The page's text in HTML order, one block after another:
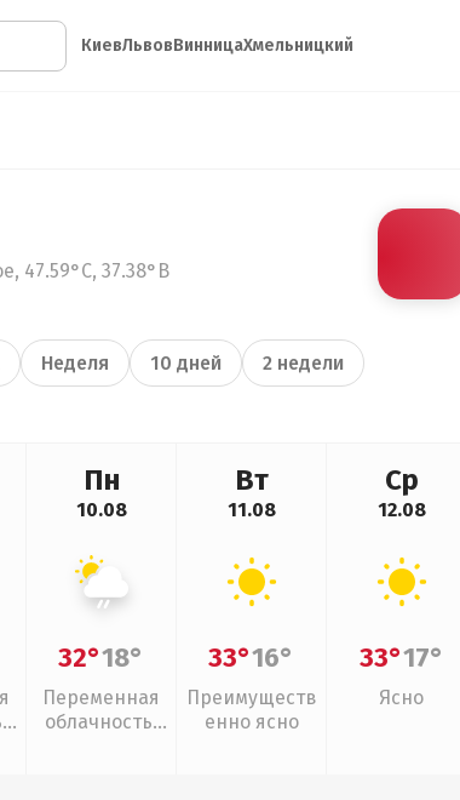
КиевЛьвовВинницаХмельницкий
47.59°С, 37.38°В
Неделя 10 дней 2 недели
Пн
10.08
32°18°
Переменная
облачность,
Вт
11.08
33°16°
Преимуществ
енно ясно
Ср
12.08
33°17°
Ясно